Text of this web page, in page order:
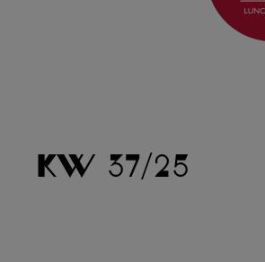
KW 37/25